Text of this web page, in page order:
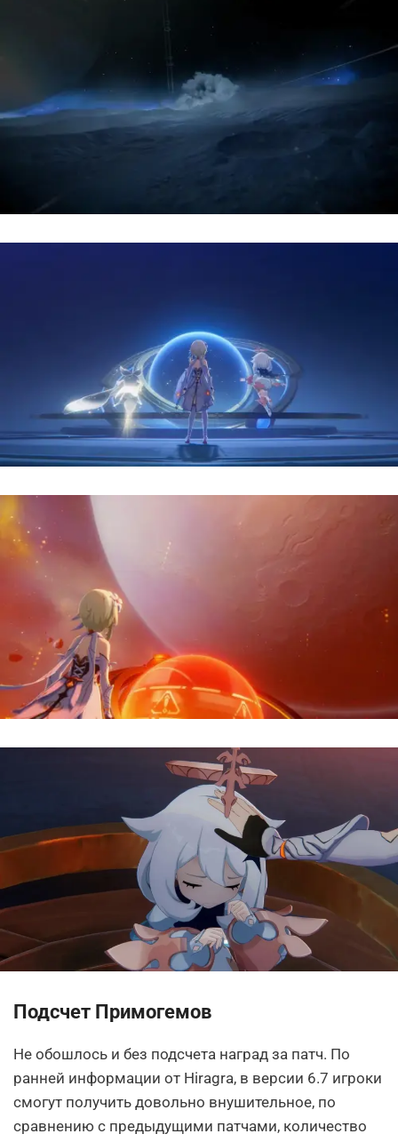
Подсчет Примогемов
Не обошлось и без подсчета наград за патч. По
ранней информации от Hiragra, в версии 6.7 игроки
смогут получить довольно внушительное, по
сравнению с предыдущими патчами, количество